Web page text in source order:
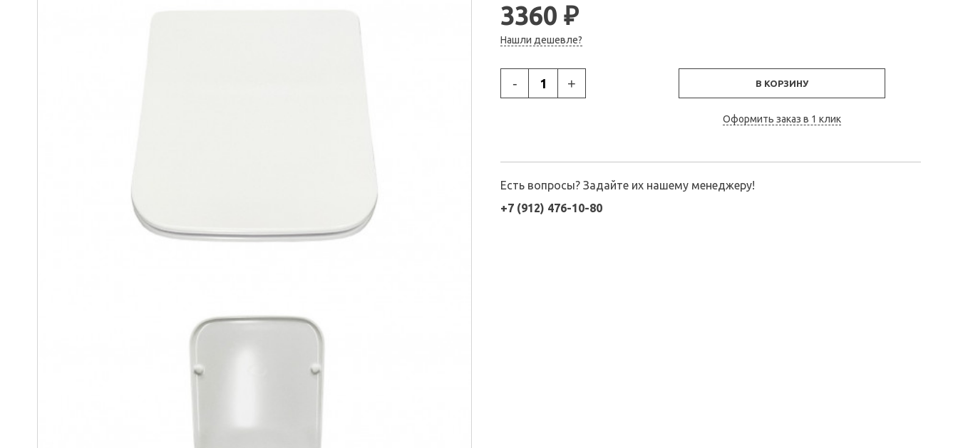
3360 ₽
Нашли дешевле?
- + В КОРЗИНУ
Оформить заказ в 1 клик
Есть вопросы? Задайте их нашему менеджеру!
+7 (912) 476-10-80